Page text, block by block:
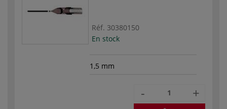
Réf. 30380150
En stock
1,5 mm
- +